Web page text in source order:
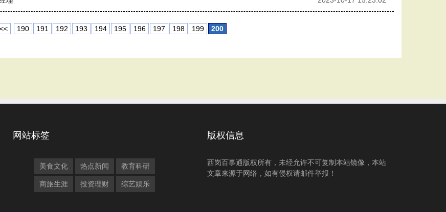
<< 190 191 192 193 194 195 196 197 198 199 200
网站标签
美食文化 热点新闻 教育科研
商旅生涯 投资理财 综艺娱乐
版权信息
西岗百事通版权所有，未经允许不可复制本站镜像，本站
文章来源于网络，如有侵权请邮件举报！